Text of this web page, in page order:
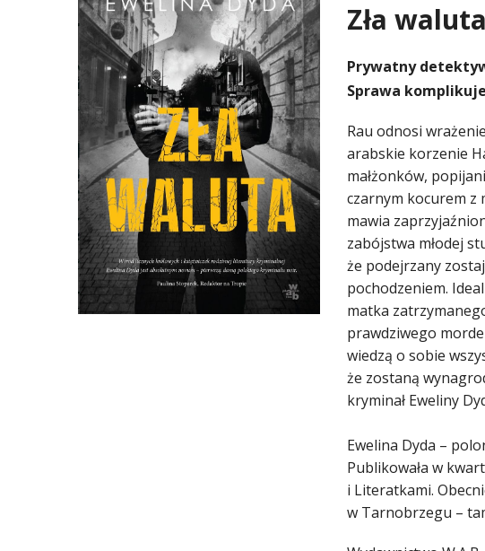
Zła
Prywatny
Sprawa
Rau odnosi
arabskie korzenie
małżonków,
czarnym kocurem z
mawia
zabójstwa młodej
że podejrzany
pochodzeniem.
matka
prawdziwego
wiedzą o sobie
że zostaną
kryminał Eweliny
Ewelina Dyda –
Publikowała w
i Literatkami.
w Tarnobrzegu –